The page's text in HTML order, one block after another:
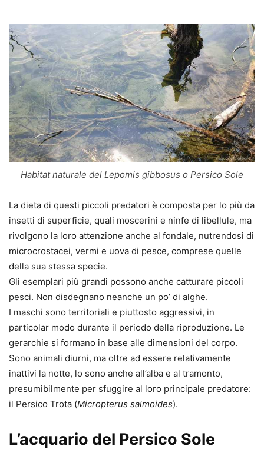
Habitat naturale del Lepomis gibbosus o Persico Sole
La dieta di questi piccoli predatori è composta per lo più da
insetti di superficie, quali moscerini e ninfe di libellule, ma
rivolgono la loro attenzione anche al fondale, nutrendosi di
microcrostacei, vermi e uova di pesce, comprese quelle
della sua stessa specie.
Gli esemplari più grandi possono anche catturare piccoli
pesci. Non disdegnano neanche un po’ di alghe.
I maschi sono territoriali e piuttosto aggressivi, in
particolar modo durante il periodo della riproduzione. Le
gerarchie si formano in base alle dimensioni del corpo.
Sono animali diurni, ma oltre ad essere relativamente
inattivi la notte, lo sono anche all’alba e al tramonto,
presumibilmente per sfuggire al loro principale predatore:
il Persico Trota (Micropterus salmoides).
L’acquario del Persico Sole